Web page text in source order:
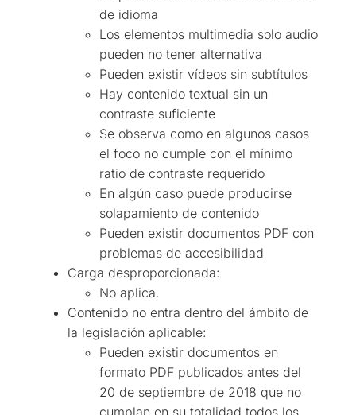
de idioma
Los elementos multimedia solo audio
pueden no tener alternativa
Pueden existir vídeos sin subtítulos
Hay contenido textual sin un
contraste suficiente
Se observa como en algunos casos
el foco no cumple con el mínimo
ratio de contraste requerido
En algún caso puede producirse
solapamiento de contenido
Pueden existir documentos PDF con
problemas de accesibilidad
Carga desproporcionada:
No aplica.
Contenido no entra dentro del ámbito de
la legislación aplicable:
Pueden existir documentos en
formato PDF publicados antes del
20 de septiembre de 2018 que no